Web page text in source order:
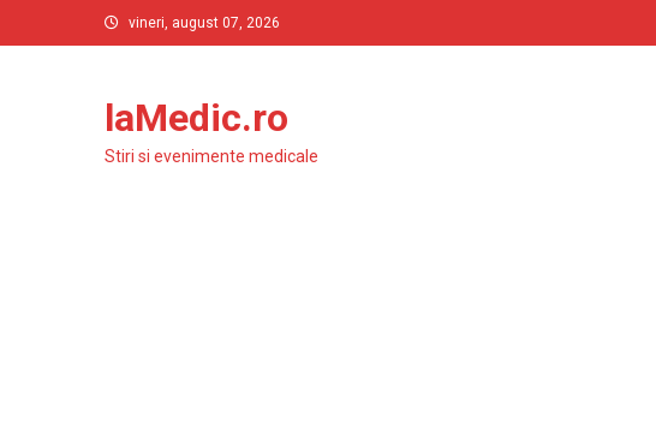
to
vineri, august 07, 2026
laMedic.ro
Stiri si evenimente medicale